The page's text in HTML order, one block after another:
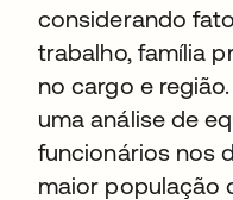
considerando
trabalho, família
no cargo e
uma análise de
funcionários nos
maior população